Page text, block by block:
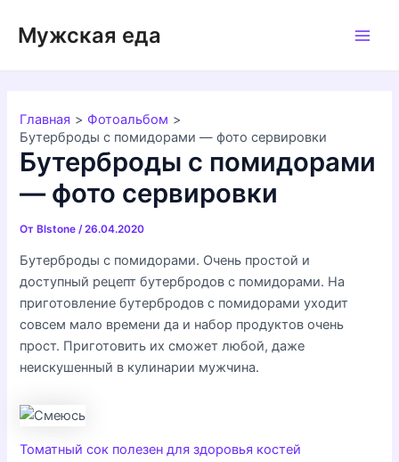
содержимому
Мужская еда
Главная
Фотоальбом
Бутерброды с помидорами — фото сервировки
Бутерброды с помидорами
— фото сервировки
ОтBlstone /26.04.2020
Бутерброды с помидорами. Очень простой и
доступный рецепт бутербродов с помидорами. На
приготовление бутербродов с помидорами уходит
совсем мало времени да и набор продуктов очень
прост. Приготовить их сможет любой, даже
неискушенный в кулинарии мужчина.
Томатный сок полезен для здоровья костей